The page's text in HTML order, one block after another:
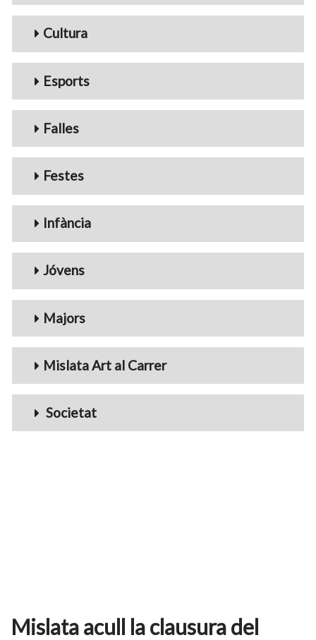
Cultura
Esports
Falles
Festes
Infància
Jóvens
Majors
Mislata Art al Carrer
Societat
Mislata acull la clausura del